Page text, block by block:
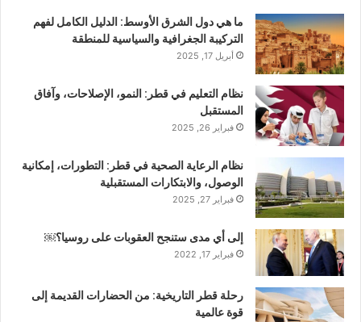
ما هي دول الشرق الأوسط: الدليل الكامل لفهم
التركيبة الجغرافية والسياسية للمنطقة
أبريل 17, 2025
نظام التعليم في قطر: النمو، الإصلاحات، وآفاق
المستقبل
فبراير 26, 2025
نظام الرعاية الصحية في قطر: التطورات، إمكانية
الوصول، والابتكارات المستقبلية
فبراير 27, 2025
إلى أي مدى ستنجح العقوبات على روسيا؟￼
فبراير 17, 2022
رحلة قطر التاريخية: من الحضارات القديمة إلى
قوة عالمية